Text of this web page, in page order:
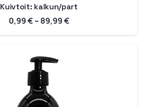
Kuivtoit: kalkun/part
0,99€ – 89,99€Hinnavahemik:
0,99 €